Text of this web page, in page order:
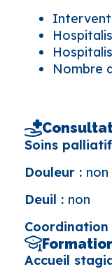
Nombre
Soins
Douleur : non
Deuil : non
Coordination
Accueil